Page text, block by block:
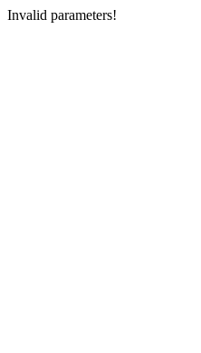
Invalid parameters!